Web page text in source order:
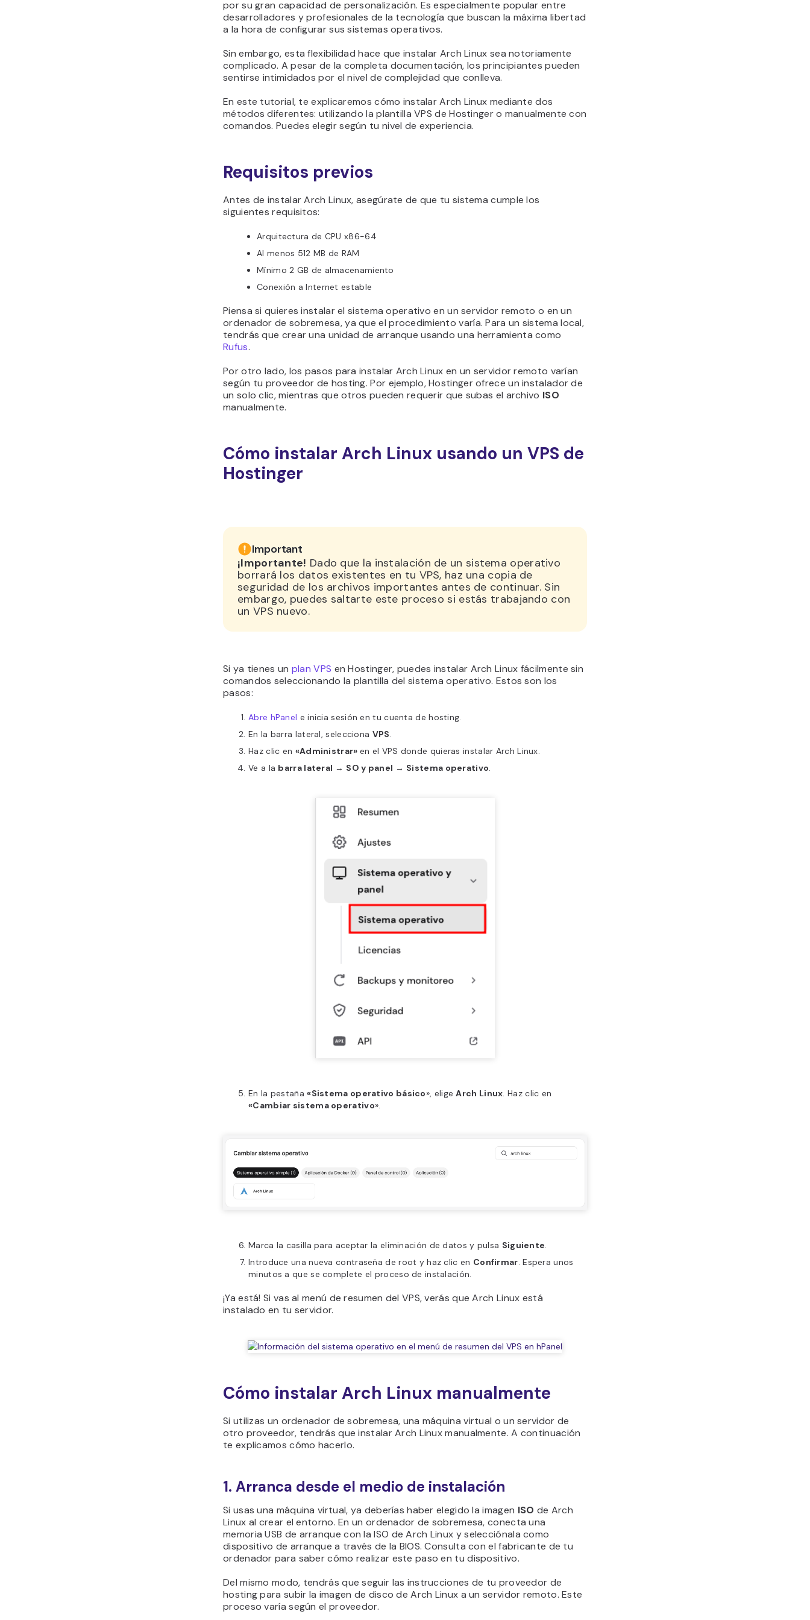
por su gran capacidad de personalización. Es especialmente popular entre
desarrolladores y profesionales de la tecnología que buscan la máxima libertad
a la hora de configurar sus sistemas operativos.
Sin embargo, esta flexibilidad hace que instalar Arch Linux sea notoriamente
complicado. A pesar de la completa documentación, los principiantes pueden
sentirse intimidados por el nivel de complejidad que conlleva.
En este tutorial, te explicaremos cómo instalar Arch Linux mediante dos
métodos diferentes: utilizando la plantilla VPS de Hostinger o manualmente con
comandos. Puedes elegir según tu nivel de experiencia.
Requisitos previos
Antes de instalar Arch Linux, asegúrate de que tu sistema cumple los
siguientes requisitos:
Arquitectura de CPU x86-64
Al menos 512 MB de RAM
Mínimo 2 GB de almacenamiento
Conexión a Internet estable
Piensa si quieres instalar el sistema operativo en un servidor remoto o en un
ordenador de sobremesa, ya que el procedimiento varía. Para un sistema local,
tendrás que crear una unidad de arranque usando una herramienta como
Rufus.
Por otro lado, los pasos para instalar Arch Linux en un servidor remoto varían
según tu proveedor de hosting. Por ejemplo, Hostinger ofrece un instalador de
un solo clic, mientras que otros pueden requerir que subas el archivo ISO
manualmente.
Cómo instalar Arch Linux usando un VPS de
Hostinger
Important
¡Importante! Dado que la instalación de un sistema operativo
borrará los datos existentes en tu VPS, haz una copia de
seguridad de los archivos importantes antes de continuar. Sin
embargo, puedes saltarte este proceso si estás trabajando con
un VPS nuevo.
Si ya tienes un plan VPS en Hostinger, puedes instalar Arch Linux fácilmente sin
comandos seleccionando la plantilla del sistema operativo. Estos son los
pasos:
Abre hPanel e inicia sesión en tu cuenta de hosting.
En la barra lateral, selecciona VPS.
Haz clic en «Administrar» en el VPS donde quieras instalar Arch Linux.
Ve a la barra lateral → SO y panel → Sistema operativo.
En la pestaña«Sistema operativo básico», eligeArch Linux. Haz clic en
«Cambiar sistema operativo».
Marca la casilla para aceptar la eliminación de datos y pulsa Siguiente.
Introduce una nueva contraseña de root y haz clic en Confirmar. Espera unos
minutos a que se complete el proceso de instalación.
¡Ya está! Si vas al menú de resumen del VPS, verás que Arch Linux está
instalado en tu servidor.
Cómo instalar Arch Linux manualmente
Si utilizas un ordenador de sobremesa, una máquina virtual o un servidor de
otro proveedor, tendrás que instalar Arch Linux manualmente. A continuación
te explicamos cómo hacerlo.
1. Arranca desde el medio de instalación
Si usas una máquina virtual, ya deberías haber elegido la imagen ISO de Arch
Linux al crear el entorno. En un ordenador de sobremesa, conecta una
memoria USB de arranque con la ISO de Arch Linux y selecciónala como
dispositivo de arranque a través de la BIOS. Consulta con el fabricante de tu
ordenador para saber cómo realizar este paso en tu dispositivo.
Del mismo modo, tendrás que seguir las instrucciones de tu proveedor de
hosting para subir la imagen de disco de Arch Linux a un servidor remoto. Este
proceso varía según el proveedor.